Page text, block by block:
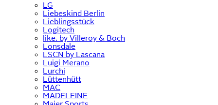
LG
Liebeskind Berlin
Lieblingsstück
Logitech
like. by Villeroy & Boch
Lonsdale
LSCN by Lascana
Luigi Merano
Lurchi
Lüttenhütt
MAC
MADELEINE